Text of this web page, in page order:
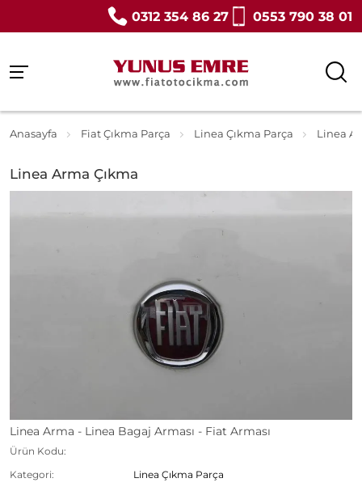
0312 354 86 27 0553 790 38 01
Anasayfa Fiat Çıkma Parça Linea Çıkma Parça Linea
Linea Arma Çıkma
Linea Arma - Linea Bagaj Arması - Fiat Arması
Ürün Kodu:
Kategori:
Linea Çıkma Parça